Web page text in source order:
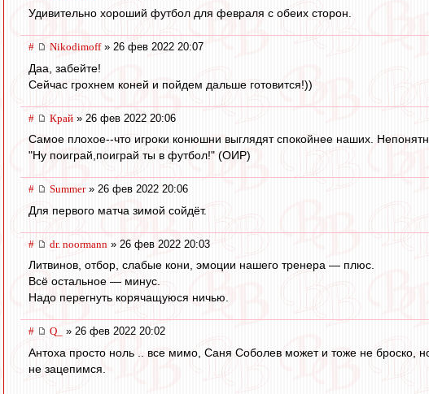
Удивительно хороший футбол для февраля с обеих сторон.
# Nikodimoff» 26 фев 2022 20:07
Даа, забейте!
Сейчас грохнем коней и пойдем дальше готовится!))
# Край » 26 фев 2022 20:06
Самое плохое--что игроки конюшни выглядят спокойнее наших.
"Ну поиграй,поиграй ты в футбол!" (ОИР)
# Summer» 26 фев 2022 20:06
Для первого матча зимой сойдёт.
# dr. noormann » 26 фев 2022 20:03
Литвинов, отбор, слабые кони, эмоции нашего тренера — плюс.
Всё остальное — минус.
Надо перегнуть корячащуюся ничью.
# Q_ » 26 фев 2022 20:02
Антоха просто ноль .. все мимо, Саня Соболев может и тоже не броско,
не зацепимся.